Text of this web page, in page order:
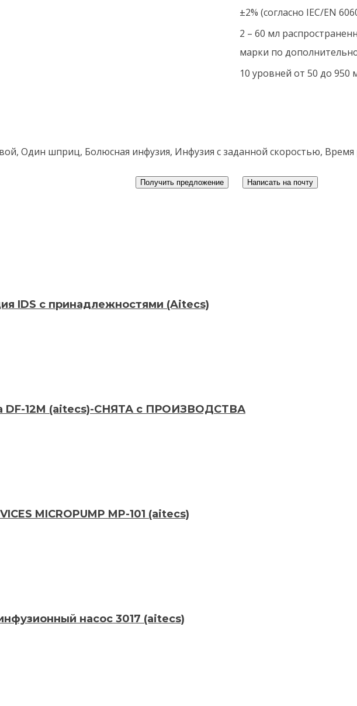
±2% (согласно IEC/EN
2 – 60 мл
марки по
10 уровней от 50 до 950
Один шприц, Болюсная инфузия, Инфузия с заданной скоростью, Время
Получить предложение Написать на почту
IDS с принадлежностями (Aitecs)
DF-12M (aitecs)-СНЯТА с ПРОИЗВОДСТВА
MICROPUMP MP-101 (aitecs)
насос 3017 (aitecs)